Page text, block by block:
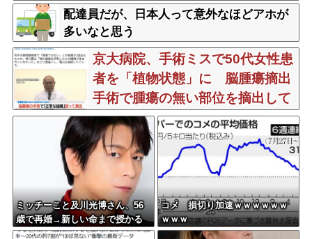
に1年
配達員だが、日本人って意外なほどアホが
多いなと思う
京大病院、手術ミスで50代女性患
者を「植物状態」に 脳腫瘍摘出
手術で腫瘍の無い部位を摘出して
しまう
ミッチーこと及川光博さん、56
歳で再婚→新しい命まで授かる
ｗｗｗｗｗ
コメ 損切り加速ｗｗｗｗｗｗ
ｗｗｗ